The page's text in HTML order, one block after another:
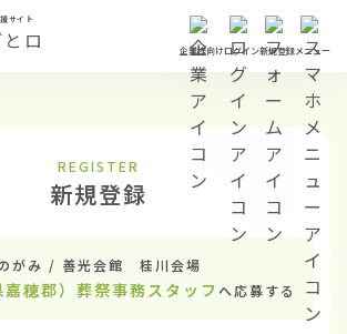
サイト
企業様向けログイン新規登録メニュー
REGISTER
新規登録
がみ / 善光会館 桂川会場
嘉穂郡）葬祭事務スタッフ へ応募する